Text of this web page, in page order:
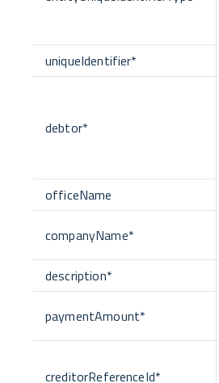
uniqueIdentifier*
debtor*
officeName
companyName*
description*
paymentAmount*
creditorReferenceId*